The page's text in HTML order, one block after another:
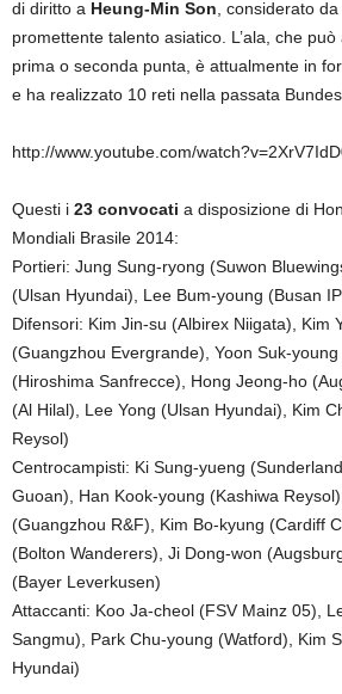
di diritto a Heung-Min Son , considerato
promettente talento asiatico. L’ala, che
prima o seconda punta, è attualmente in
e ha realizzato 10 reti nella passata
http://www.youtube.com/
Questi i 23 convocati a disposizione di
Mondiali Brasile 2014:
Portieri: Jung Sung-ryong (Suwon
(Ulsan Hyundai), Lee Bum-young (Busan
Difensori: Kim Jin-su (Albirex Niigata), Kim
(Guangzhou Evergrande), Yoon Suk-
(Hiroshima Sanfrecce), Hong Jeong-ho
(Al Hilal), Lee Yong (Ulsan Hyundai), Kim
Reysol)
Centrocampisti: Ki Sung-yueng
Guoan), Han Kook-young (Kashiwa
(Guangzhou R&F), Kim Bo-kyung (Cardiff
(Bolton Wanderers), Ji Dong-won
(Bayer Leverkusen)
Attaccanti: Koo Ja-cheol (FSV Mainz 05),
Sangmu), Park Chu-young (Watford), Kim
Hyundai)